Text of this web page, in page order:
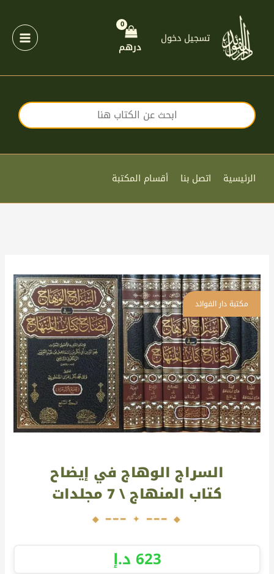
المحتوى
تسجيل دخول
درهم
الرئيسية اتصل بنا أقسام المكتبة
السراج الوهاج في إيضاح
كتاب المنهاج \ 7 مجلدات
السراج
الوهاج
في
إيضاح
كتاب
المنهاج
\
7
مجلدات
623د.إ